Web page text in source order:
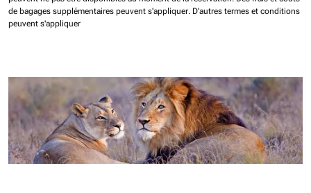
de bagages supplémentaires peuvent s'appliquer. D'autres termes et conditions
peuvent s'appliquer